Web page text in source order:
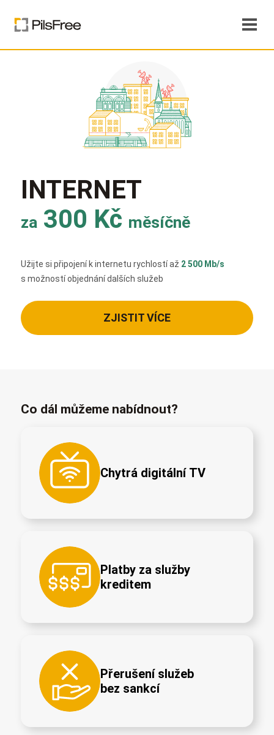
INTERNET
za300 Kč měsíčně
Užijte si připojení k internetu rychlostí až 2 500 Mb/s
s možností objednání dalších služeb
ZJISTIT VÍCE
Co dál můžeme nabídnout?
Chytrá digitální TV
Platby za služby
kreditem
Přerušení služeb
bez sankcí